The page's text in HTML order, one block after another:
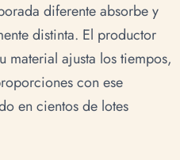
diferente absorbe y
distinta. El productor
material ajusta los tiempos,
con ese
en cientos de lotes